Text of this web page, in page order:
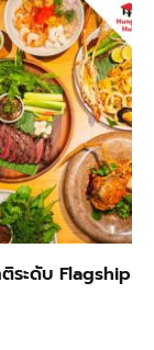
ระดับ Flagship